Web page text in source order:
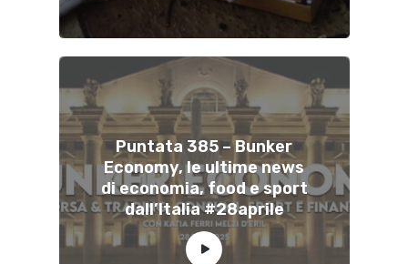
Puntata 385 – Bunker
Economy, le ultime news
di economia, food e sport
dall’Italia #28aprile